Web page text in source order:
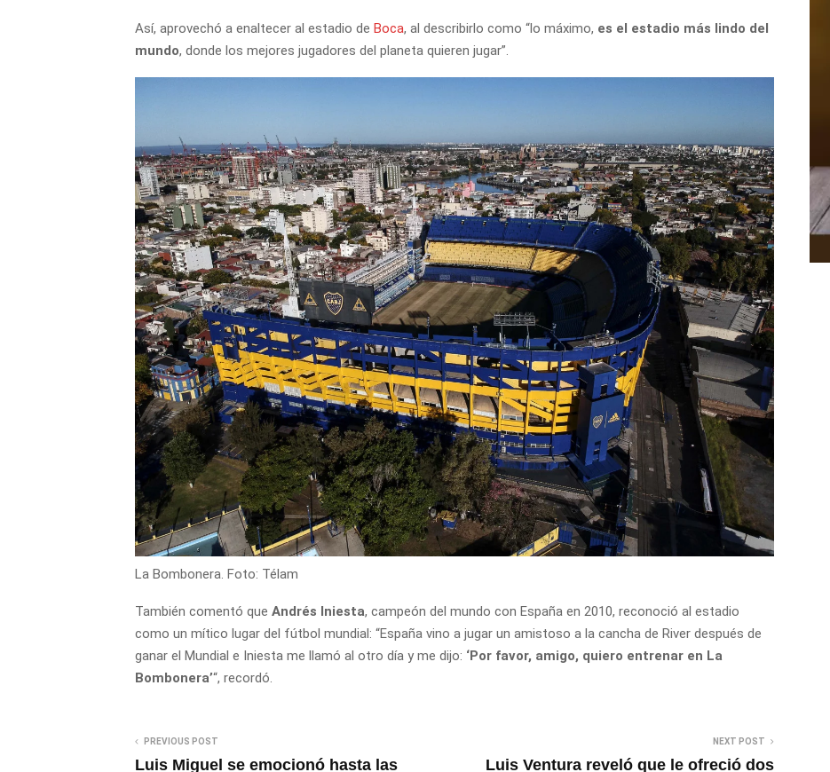
Así, aprovechó a enaltecer al estadio de Boca, al describirlo como “lo máximo, es el estadio más lindo del
mundo, donde los mejores jugadores del planeta quieren jugar”.
La Bombonera. Foto: Télam
También comentó que Andrés Iniesta, campeón del mundo con España en 2010, reconoció al estadio
como un mítico lugar del fútbol mundial: “España vino a jugar un amistoso a la cancha de River después de
ganar el Mundial e Iniesta me llamó al otro día y me dijo: ‘Por favor, amigo, quiero entrenar en La
Bombonera’“, recordó.
PREVIOUS POST
Luis Miguel se emocionó hasta las
NEXT POST
Luis Ventura reveló que le ofreció dos